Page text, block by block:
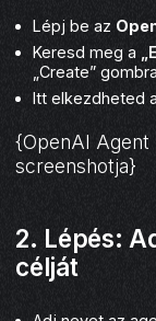
Lépj be az
Keresd meg a
„Create”
Itt elkezdheted
{OpenAI Agent
screenshotja}
2. Lépés:
célját